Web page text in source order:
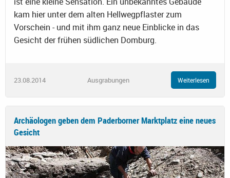
kam hier unter dem alten Hellwegpflaster zum
Vorschein - und mit ihm ganz neue Einblicke in das
Gesicht der frühen südlichen Domburg.
23.08.2014 Ausgrabungen Weiterlesen
Archäologen geben dem Paderborner Marktplatz eine neues
Gesicht